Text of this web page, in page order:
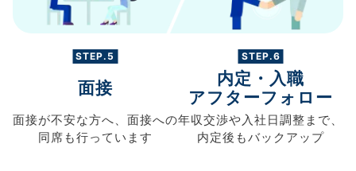
STEP.5
面接
面接が不安な方へ、 面接への
同席も行っています
STEP.6
内定・入職
アフターフォロー
年収交渉や入社日調整まで、
内定後もバックアップ